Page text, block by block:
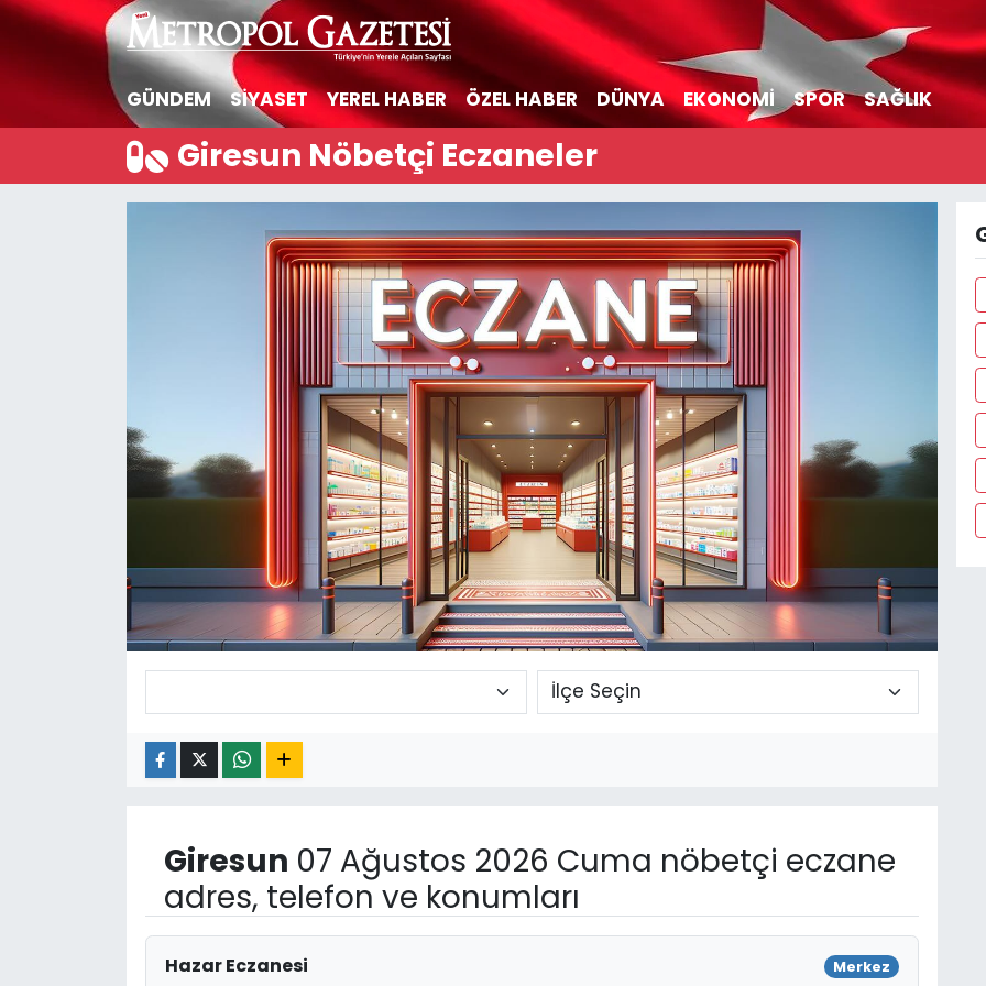
GÜNDEM SİYASET YEREL HABER ÖZEL HABER DÜNYA EKONOMİ SPOR SAĞLIK
Giresun Nöbetçi Eczaneler
Giresun 07 Ağustos 2026 Cuma nöbetçi eczane
adres, telefon ve konumları
Hazar Eczanesi Merkez
Hava Durumu
Trafik Durumu
Süper Lig Puan Durumu ve Fikstür